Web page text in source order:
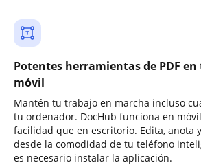
Potentes herramientas de PDF
móvil
Mantén tu trabajo en marcha incluso
tu ordenador. DocHub funciona en
facilidad que en escritorio. Edita, anota
desde la comodidad de tu teléfono
es necesario instalar la aplicación.